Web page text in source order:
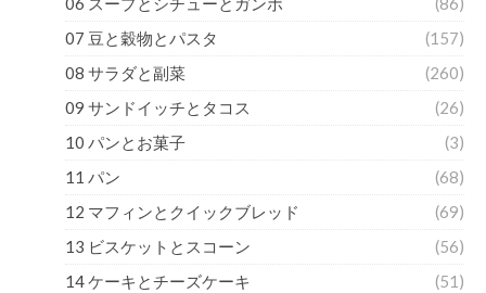
07 豆と穀物とパスタ
(157)
08 サラダと副菜
(260)
09 サンドイッチとタコス
(26)
10 パンとお菓子
(3)
11 パン
(68)
12 マフィンとクイックブレッド
(69)
13 ビスケットとスコーン
(56)
14 ケーキとチーズケーキ
(51)